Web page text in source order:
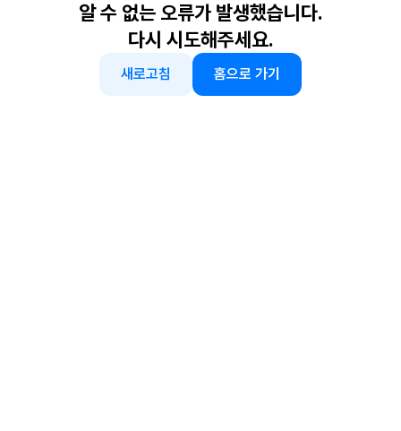
알 수 없는 오류가 발생했습니다.
다시 시도해주세요.
새로고침 홈으로 가기